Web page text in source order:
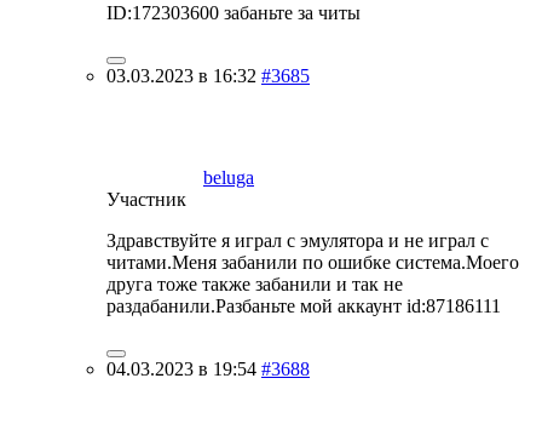
ID:172303600 забаньте за читы
03.03.2023 в 16:32 #3685
beluga
Участник
Здравствуйте я играл с эмулятора и не играл с
читами.Меня забанили по ошибке система.Моего
друга тоже также забанили и так не
раздабанили.Разбаньте мой аккаунт id:87186111
04.03.2023 в 19:54 #3688